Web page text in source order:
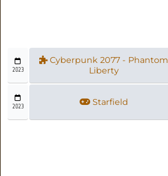
2023
Cyberpunk 2077 - Phantom
Liberty
2023 Starfield